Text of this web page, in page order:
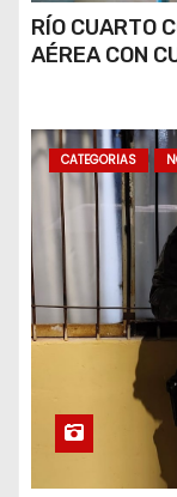
RÍO CUARTO
AÉREA CON
CATEGORIAS